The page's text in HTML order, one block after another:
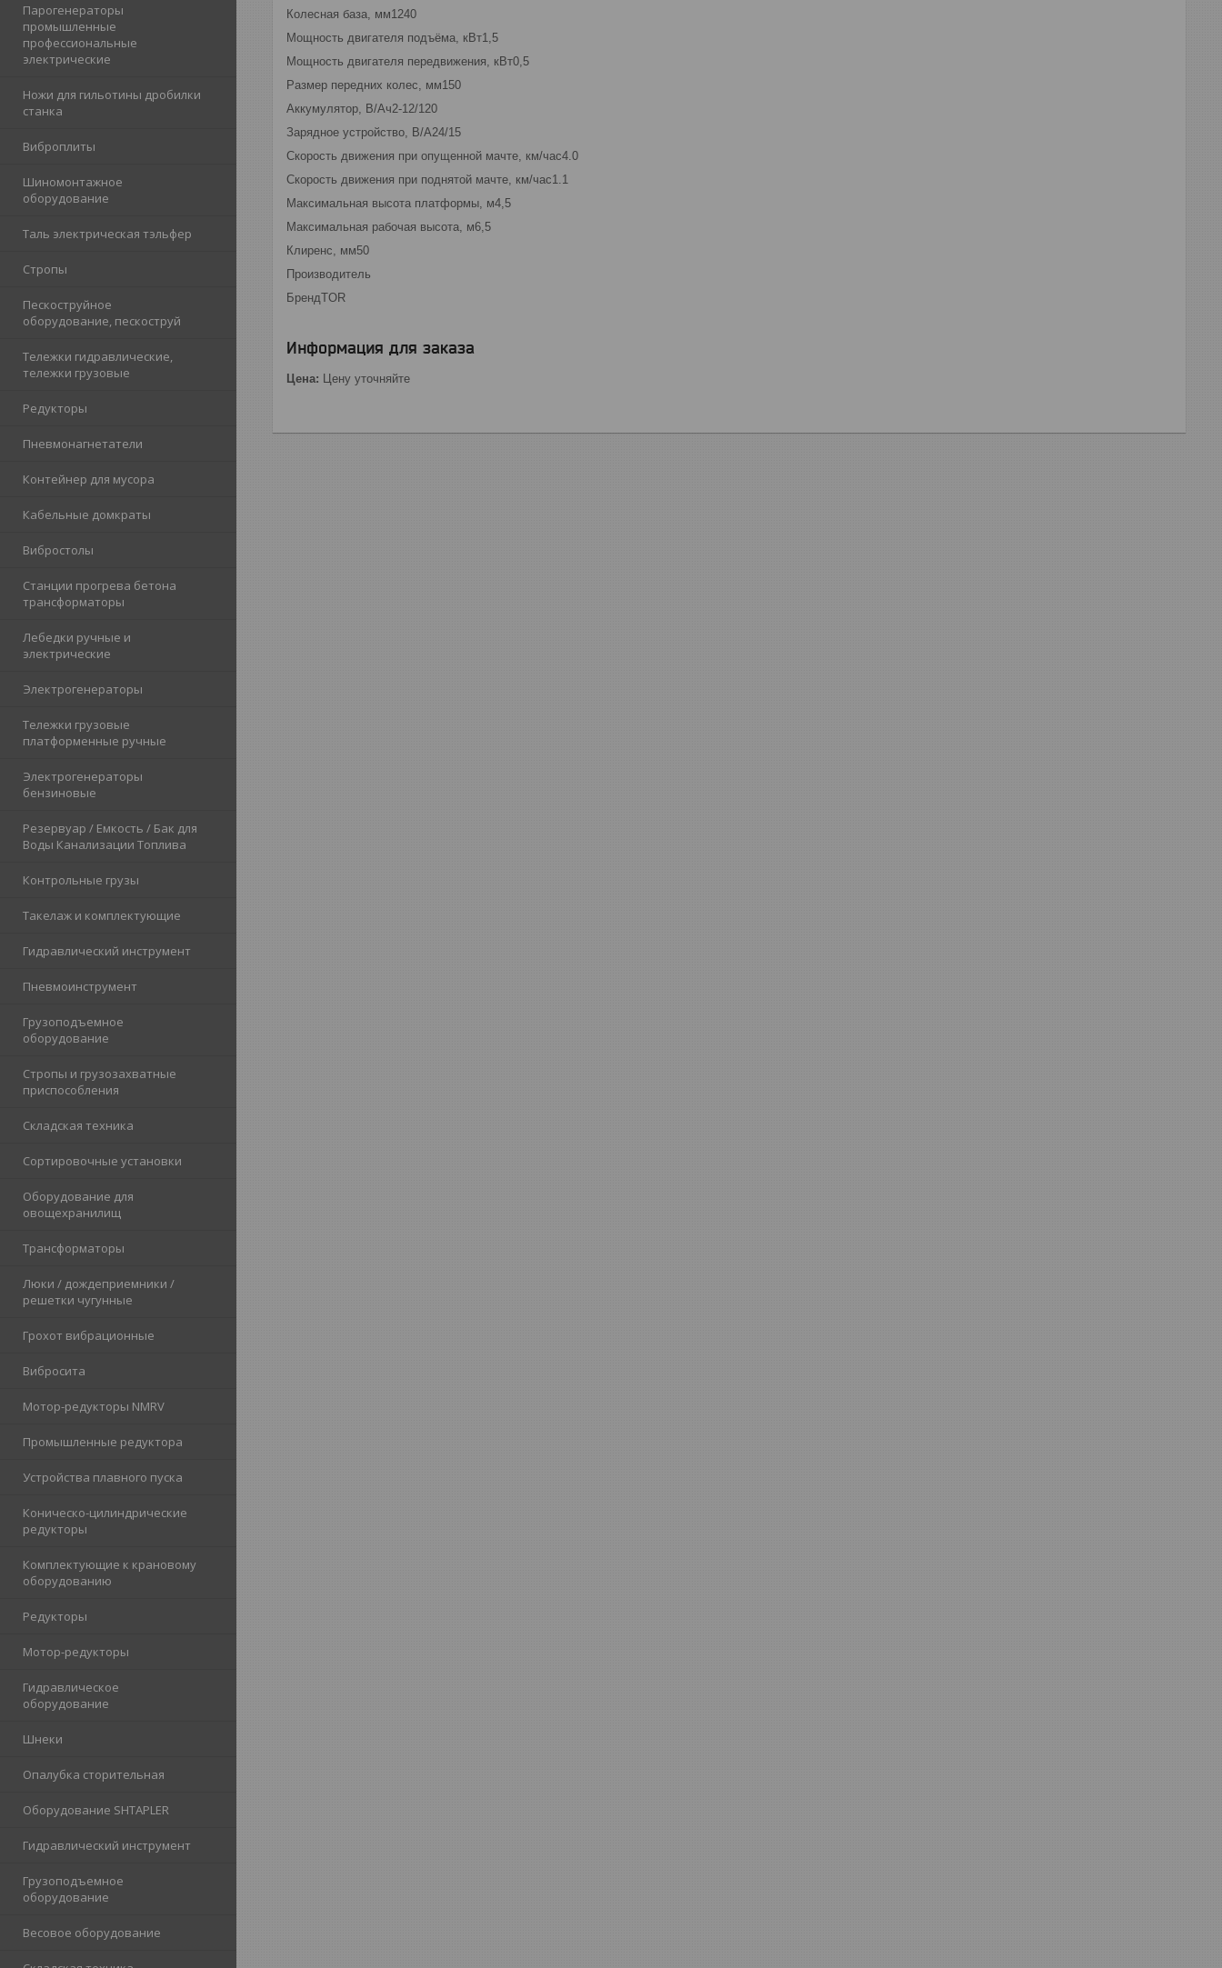
Парогенераторы
промышленные
профессиональные
электрические
Ножи для гильотины дробилки
станка
Виброплиты
Шиномонтажное
оборудование
Таль электрическая тэльфер
Стропы
Пескоструйное
оборудование, пескоструй
Тележки гидравлические,
тележки грузовые
Редукторы
Пневмонагнетатели
Контейнер для мусора
Кабельные домкраты
Вибростолы
Станции прогрева бетона
трансформаторы
Лебедки ручные и
электрические
Электрогенераторы
Тележки грузовые
платформенные ручные
Электрогенераторы
бензиновые
Резервуар / Емкость / Бак для
Воды Канализации Топлива
Контрольные грузы
Такелаж и комплектующие
Гидравлический инструмент
Пневмоинструмент
Грузоподъемное
оборудование
Стропы и грузозахватные
приспособления
Складская техника
Сортировочные установки
Оборудование для
овощехранилищ
Трансформаторы
Люки / дождеприемники /
решетки чугунные
Грохот вибрационные
Вибросита
Мотор-редукторы NMRV
Промышленные редуктора
Устройства плавного пуска
Коническо-цилиндрические
редукторы
Комплектующие к крановому
оборудованию
Редукторы
Мотор-редукторы
Гидравлическое
оборудование
Шнеки
Опалубка сторительная
Оборудование SHTAPLER
Гидравлический инструмент
Грузоподъемное
оборудование
Весовое оборудование
Колесная база, мм1240
Мощность двигателя подъёма, кВт1,5
Мощность двигателя передвижения, кВт0,5
Размер передних колес, мм150
Аккумулятор, В/Ач2-12/120
Зарядное устройство, В/А24/15
Скорость движения при опущенной мачте, км/час4.0
Скорость движения при поднятой мачте, км/час1.1
Максимальная высота платформы, м4,5
Максимальная рабочая высота, м6,5
Клиренс, мм50
Производитель
БрендTOR
Информация для заказа
Цена: Цену уточняйте